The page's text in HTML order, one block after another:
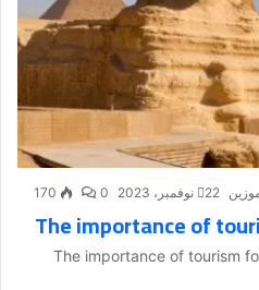
22 نوفمبر، 2023 0
170
The importance of
The importance of tourism